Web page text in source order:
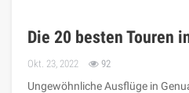
Die 20 besten Touren
Okt. 23, 2022 92
Ungewöhnliche Ausflüge in